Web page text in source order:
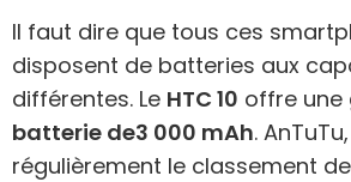
Il faut dire que tous ces
disposent de batteries aux
différentes. Le HTC 10 offre une
batterie de3 000 mAh.
régulièrement le classement